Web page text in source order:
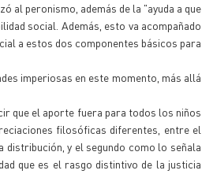
al peronismo, además de la "ayuda a que
social. Además, esto va acompañado
a estos dos componentes básicos para
imperiosas en este momento, más allá
que el aporte fuera para todos los niños
filosóficas diferentes, entre el
y el segundo como lo señala
que es el rasgo distintivo de la justicia